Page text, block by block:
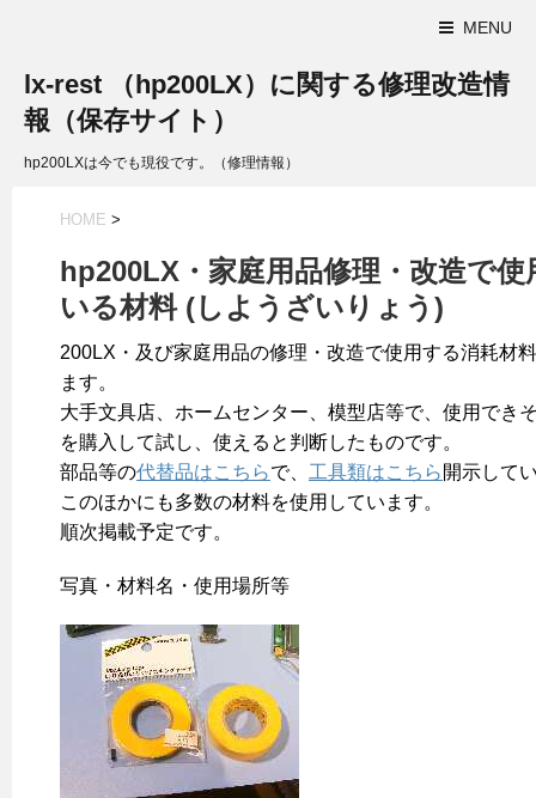
MENU
lx-rest （hp200LX）に関する修理改造情
報（保存サイト）
hp200LXは今でも現役です。（修理情報）
HOME >
hp200LX・家庭用品修理・改造で使
いる材料 (しようざいりょう)
200LX・及び家庭用品の修理・改造で使用する消耗材
ます。
大手文具店、ホームセンター、模型店等で、使用でき
を購入して試し、使えると判断したものです。
部品等の代替品はこちらで、 工具類はこちら 開示して
このほかにも多数の材料を使用しています。
順次掲載予定です。
写真・材料名・使用場所等